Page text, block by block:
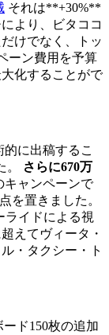
それは**+30%**
より、ビタココ
けでなく、トッ
ーン費用を予算
化することがで
に出稿するこ
。
さらに670万
キャンペーンで
を置きました。
ライドによる視
えてヴィータ・
・タクシー・ト
ド150枚の追加